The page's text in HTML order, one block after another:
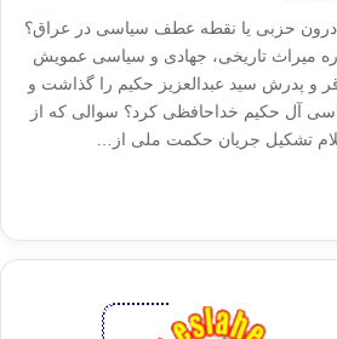
درون حزبی یا نقطه عطف سیاسی در عراق؟
میراث تاریخی، جهادی و سیاسی عمویش
و پدرش سید عبدالعزیز حکیم را گذاشت و
آل حکیم خداحافظی کرد؟ سوالی که از
تشکیل جریان حکمت ملی از…